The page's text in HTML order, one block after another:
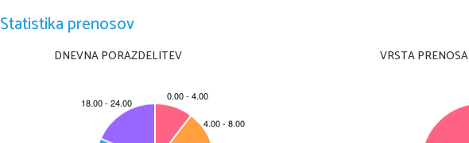
Statistika prenosov
DNEVNA PORAZDELITEV VRSTA PRENOSA